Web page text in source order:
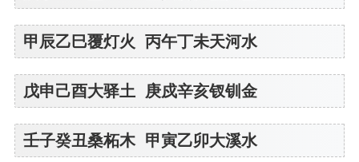
甲辰乙巳覆灯火 丙午丁未天河水
戊申己酉大驿土 庚戍辛亥钗钏金
壬子癸丑桑柘木 甲寅乙卯大溪水